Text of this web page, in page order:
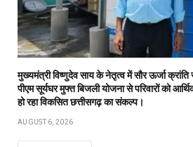
मुख्यमंत्री विष्णुदेव साय के नेतृत्व में सौर ऊर्जा
पीएम सूर्यघर मुफ्त बिजली योजना से परिवारों को
हो रहा विकसित छत्तीसगढ़ का संकल्प।
AUGUST 6, 2026